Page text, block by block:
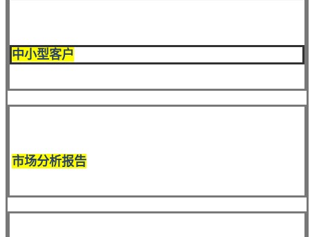
中小型客户
市场分析报告